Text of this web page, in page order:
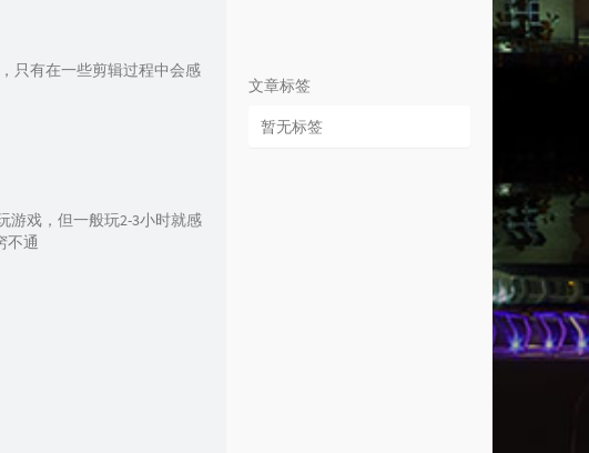
只有在一些剪辑过程中会感
游戏，但一般玩2-3小时就感
不通
文章标签
暂无标签